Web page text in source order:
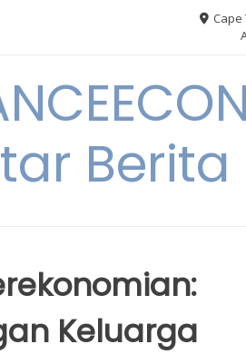
Cape
Berita
Keluarga